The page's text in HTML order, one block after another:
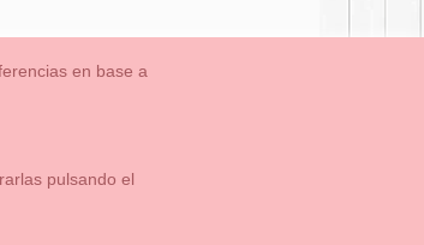
en base a
pulsando el